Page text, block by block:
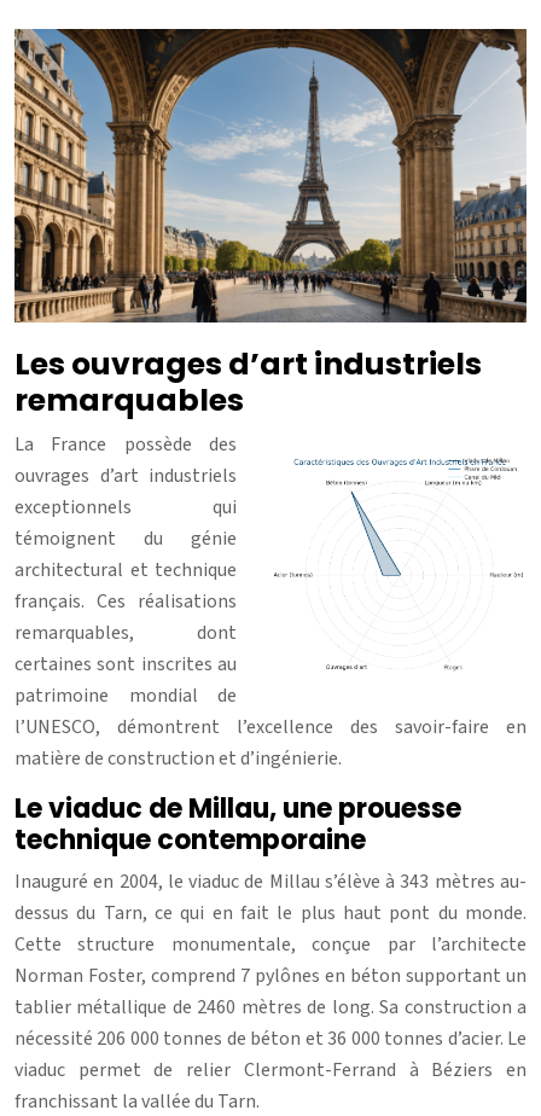
Les ouvrages d’art industriels
remarquables
La France possède des
ouvrages d’art industriels
exceptionnels qui
témoignent du génie
architectural et technique
français. Ces réalisations
remarquables, dont
certaines sont inscrites au
patrimoine mondial de
l’UNESCO, démontrent l’excellence des savoir-faire en
matière de construction et d’ingénierie.
Le viaduc de Millau, une prouesse
technique contemporaine
Inauguré en 2004, le viaduc de Millau s’élève à 343 mètres au-
dessus du Tarn, ce qui en fait le plus haut pont du monde.
Cette structure monumentale, conçue par l’architecte
Norman Foster, comprend 7 pylônes en béton supportant un
tablier métallique de 2460 mètres de long. Sa construction a
nécessité 206 000 tonnes de béton et 36 000 tonnes d’acier. Le
viaduc permet de relier Clermont-Ferrand à Béziers en
franchissant la vallée du Tarn.